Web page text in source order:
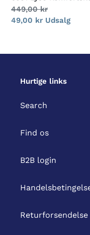
Normalpris
449,00 kr
Udsalgspris
49,00 kr Udsalg
Hurtige links
Search
Find os
B2B login
Returforsendelse